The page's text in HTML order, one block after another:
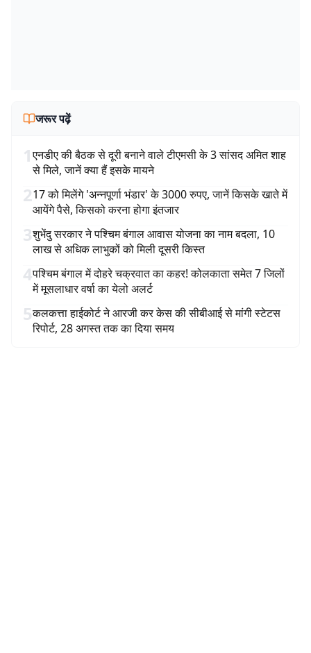
जरूर पढ़ें
1एनडीए की बैठक से दूरी बनाने वाले टीएमसी के 3 सांसद अमित शाह
से मिले, जानें क्या हैं इसके मायने
217 को मिलेंगे 'अन्नपूर्णा भंडार' के 3000 रुपए, जानें किसके खाते में
आयेंगे पैसे, किसको करना होगा इंतजार
3शुभेंदु सरकार ने पश्चिम बंगाल आवास योजना का नाम बदला, 10
लाख से अधिक लाभुकों को मिली दूसरी किस्त
4पश्चिम बंगाल में दोहरे चक्रवात का कहर! कोलकाता समेत 7 जिलों
में मूसलाधार वर्षा का येलो अलर्ट
5कलकत्ता हाईकोर्ट ने आरजी कर केस की सीबीआई से मांगी स्टेटस
रिपोर्ट, 28 अगस्त तक का दिया समय